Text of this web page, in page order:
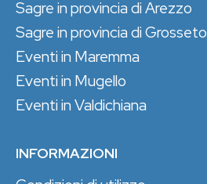
Sagre in provincia di Arezzo
Sagre in provincia di Grosseto
Eventi in Maremma
Eventi in Mugello
Eventi in Valdichiana
INFORMAZIONI